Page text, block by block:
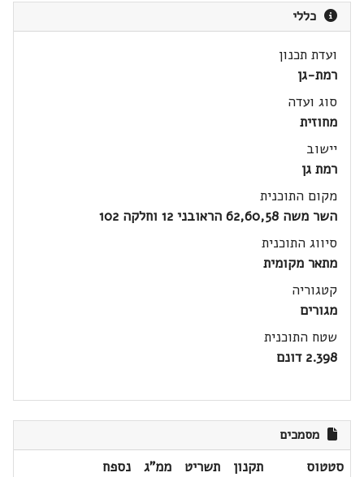
כללי
ועדת תכנון
רמת-גן
סוג ועדה
מחוזית
יישוב
רמת גן
מקום התוכנית
השר משה 62,60,58 הראובני 12 וחלקה 102
סיווג התוכנית
מתאר מקומית
קטגוריה
מגורים
שטח התוכנית
2.398 דונם
מסמכים
סטטוס תקנון תשריט ממ"ג
נספח